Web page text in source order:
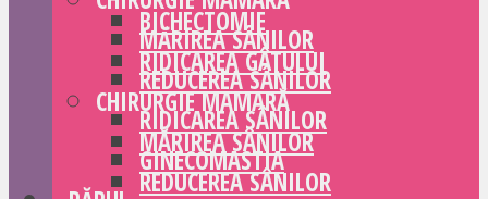
MĂRIREA SÂNILOR
REDUCEREA SÂNILOR
RIDICAREA SÂNILOR
GINECOMASTIA
BICHECTOMIE
RIDICAREA GÂTULUI
CHIRURGIE MAMARĂ
MĂRIREA SÂNILOR
REDUCEREA SÂNILOR